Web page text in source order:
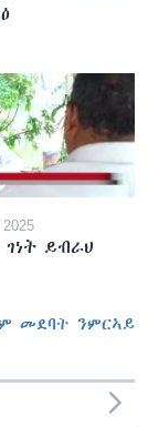
ይብራህ
መደባት ንምርኣይ